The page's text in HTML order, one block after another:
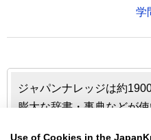
学
ジャパンナレッジは約
膨大な辞書・事典などが
ンターネット辞書・事典
Use of Cookies in the